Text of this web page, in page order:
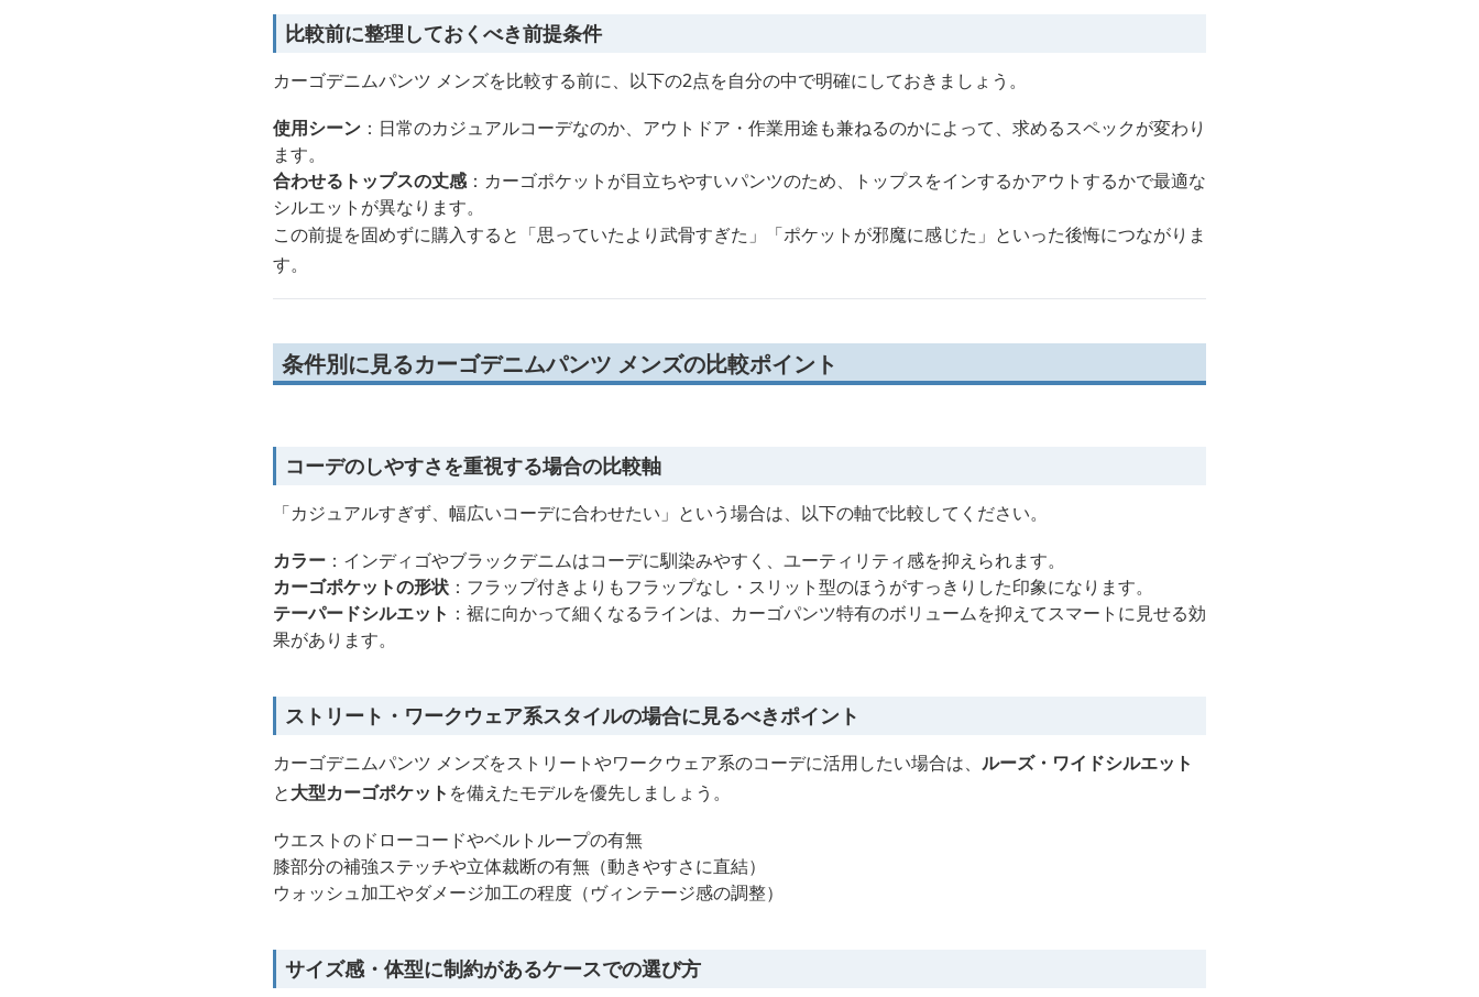
比較前に整理しておくべき前提条件
カーゴデニムパンツ メンズを比較する前に、以下の2点を自分の中で明確にしておきましょう。
使用シーン ：日常のカジュアルコーデなのか、アウトドア・作業用途も兼ねるのかによって、求めるスペックが変わり
ます。
合わせるトップスの丈感：カーゴポケットが目立ちやすいパンツのため、トップスをインするかアウトするかで最適な
シルエットが異なります。
この前提を固めずに購入すると「思っていたより武骨すぎた」「ポケットが邪魔に感じた」といった後悔につながりま
す。
条件別に見るカーゴデニムパンツ メンズの比較ポイント
コーデのしやすさを重視する場合の比較軸
「カジュアルすぎず、幅広いコーデに合わせたい」という場合は、以下の軸で比較してください。
カラー ：インディゴやブラックデニムはコーデに馴染みやすく、ユーティリティ感を抑えられます。
カーゴポケットの形状 ：フラップ付きよりもフラップなし・スリット型のほうがすっきりした印象になります。
テーパードシルエット ：裾に向かって細くなるラインは、カーゴパンツ特有のボリュームを抑えてスマートに見せる効
果があります。
ストリート・ワークウェア系スタイルの場合に見るべきポイント
カーゴデニムパンツ メンズをストリートやワークウェア系のコーデに活用したい場合は、 ルーズ・ワイドシルエット
と大型カーゴポケット を備えたモデルを優先しましょう。
ウエストのドローコードやベルトループの有無
膝部分の補強ステッチや立体裁断の有無（動きやすさに直結）
ウォッシュ加工やダメージ加工の程度（ヴィンテージ感の調整）
サイズ感・体型に制約があるケースでの選び方